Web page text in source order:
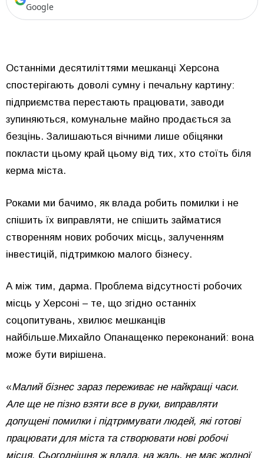
Google
Останніми десятиліттями мешканці Херсона
спостерігають доволі сумну і печальну картину:
підприємства перестають працювати, заводи
зупиняються, комунальне майно продається за
безцінь. Залишаються вічними лише обіцянки
покласти цьому край цьому від тих, хто стоїть біля
керма міста.
Роками ми бачимо, як влада робить помилки і не
спішить їх виправляти, не спішить займатися
створенням нових робочих місць, залученням
інвестицій, підтримкою малого бізнесу.
А між тим, дарма. Проблема відсутності робочих
місць у Херсоні – те, що згідно останніх
соцопитувань, хвилює мешканців
найбільше.Михайло Опанащенко переконаний: вона
може бути вирішена.
«Малий бізнес зараз переживає не найкращі часи.
Але ще не пізно взяти все в руки, виправляти
допущені помилки і підтримувати людей, які готові
працювати для міста та створювати нові робочі
місця. Сьогоднішня ж влада, на жаль, не має жодної